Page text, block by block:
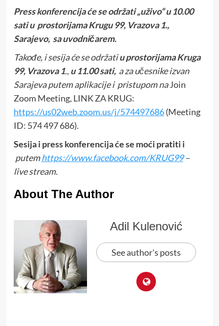
Press konferencija će se održati „uživo“ u 10.00
sati u prostorijama Krugu 99, Vrazova 1.,
Sarajevo, sa uvodničarem.
Takođe, i sesija će se održatiu prostorijama Kruga
99, Vrazova 1.,u 11.00 sati,a za učesnike izvan
Sarajeva putem aplikacije i pristupom naJoin
Zoom Meeting, LINK ZA KRUG:
https://us02web.zoom.us/j/574497686(Meeting
ID: 574 497 686).
Sesija i press konferencija će se moći pratiti i
putemhttps://www.facebook.com/KRUG99–
live stream.
About The Author
Adil Kulenović
See author's posts